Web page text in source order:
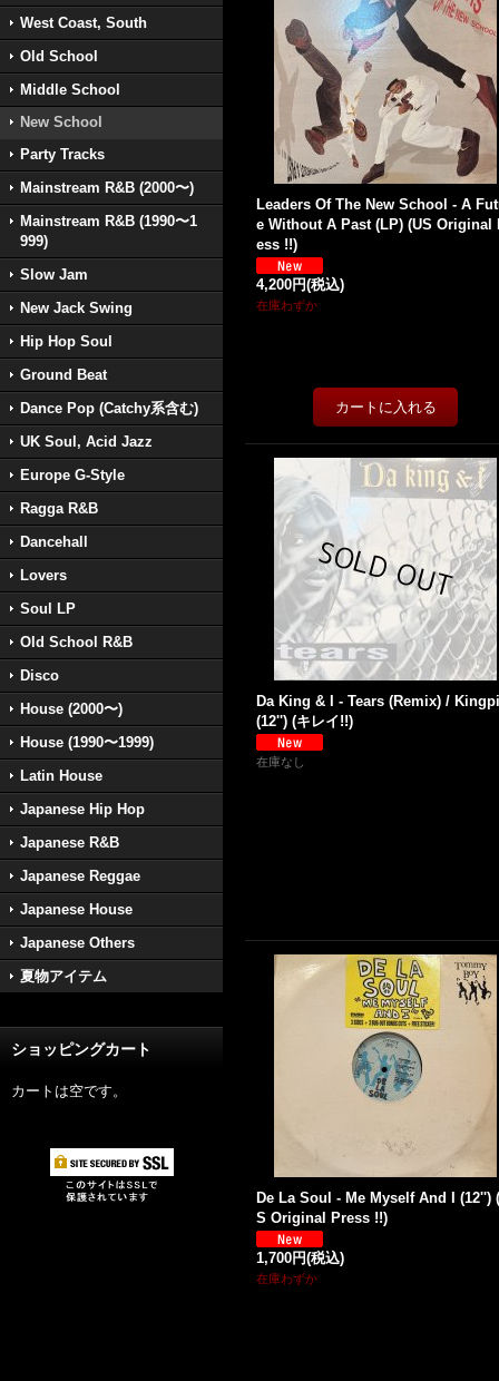
West Coast, South
Old School
Middle School
New School
Party Tracks
Mainstream R&B (2000〜)
Mainstream R&B (1990〜1
999)
Slow Jam
New Jack Swing
Hip Hop Soul
Ground Beat
Dance Pop (Catchy系含む)
UK Soul, Acid Jazz
Europe G-Style
Ragga R&B
Dancehall
Lovers
Soul LP
Old School R&B
Disco
House (2000〜)
House (1990〜1999)
Latin House
Japanese Hip Hop
Japanese R&B
Japanese Reggae
Japanese House
Japanese Others
夏物アイテム
ショッピングカート
カートは空です。
Leaders Of The New School - A
e Without A Past (LP) (US Original
ess !!)
4,200円(税込)
在庫わずか
Da King & I - Tears (Remix) /
(12'') (キレイ!!)
在庫なし
De La Soul - Me Myself And I (12'')
S Original Press !!)
1,700円(税込)
在庫わずか